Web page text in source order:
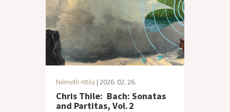
Németh Attila | 2026. 02. 26.
Chris Thile: Bach: Sonatas
and Partitas, Vol. 2